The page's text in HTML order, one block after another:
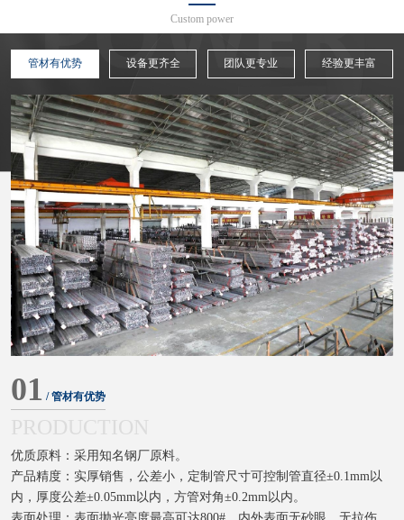
Custom power
管材有优势 设备更齐全 团队更专业 经验更丰富
01 / 管材有优势
优质原料：采用知名钢厂原料。
产品精度：实厚销售，公差小，定制管尺寸可控制管直径±0.1mm以
内，厚度公差±0.05mm以内，方管对角±0.2mm以内。